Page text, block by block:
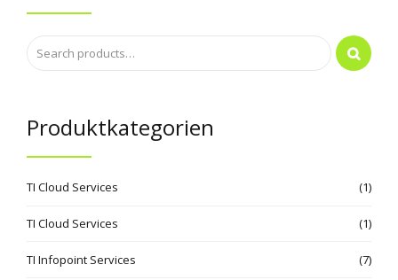
Produktkategorien
TI Cloud Services (1)
TI Cloud Services (1)
TI Infopoint Services (7)